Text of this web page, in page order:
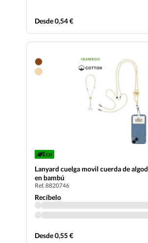
Desde 0,54 €
Eco
Lanyard cuelga movil cuerda de
en bambú
Ref. 8820746
Recíbelo
Desde 0,55 €